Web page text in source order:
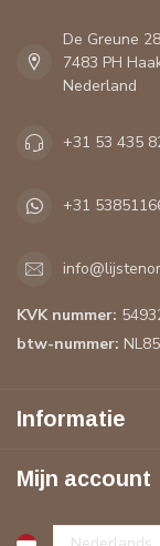
De Greune
7483 PH
Nederland
+31 53 435
+31
KVK nummer:
btw-nummer:
Informatie
Mijn account